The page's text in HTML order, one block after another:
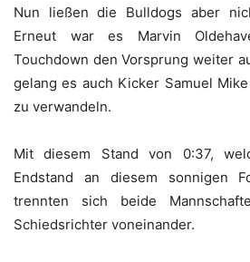
Nun ließen die Bulldogs aber
Erneut war es Marvin
Touchdown den Vorsprung weiter
gelang es auch Kicker Samuel
zu verwandeln.
Mit diesem Stand von 0:37,
Endstand an diesem sonnigen
trennten sich beide
Schiedsrichter voneinander.